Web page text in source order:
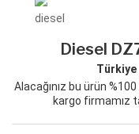
Diesel
Alacağınız bu ürün
kargo firmamız